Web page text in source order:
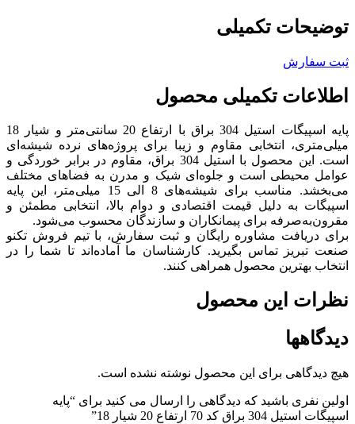
توضیحات تکمیلی
ثبت سفارش
اطلاعات تکمیلی محصول
پایه اسپیگات استیل 304 براق با ارتفاع 20 سانتی‌متر و شیار 18
میلی‌متری، انتخابی مقاوم و زیبا برای پروژه‌های نرده شیشه‌ای
است. این محصول با استیل 304 براق، مقاوم در برابر خوردگی و
عوامل محیطی است و جلوه‌ای شیک و مدرن به فضاهای مختلف
می‌بخشد. مناسب برای شیشه‌های 8 الی 15 میلی‌متر، این پایه
اسپیگات به دلیل قیمت اقتصادی و دوام بالا، انتخابی مطمئن و
مقرون‌به‌صرفه برای پیمانکاران و سازندگان محسوب می‌شود.
برای دریافت مشاوره رایگان و ثبت سفارش، با تیم فروش تکنو
صنعت تبریز تماس بگیرید. کارشناسان ما آماده‌اند تا شما را در
انتخاب بهترین محصول همراهی کنند.
نظرات این محصول
دیدگاهها
هیچ دیدگاهی برای این محصول نوشته نشده است.
اولین نفری باشید که دیدگاهی را ارسال می کنید برای “پایه
اسپیگات استیل 304 براق کد 70 ارتفاع 20 شیار 18”